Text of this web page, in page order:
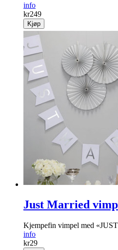
info
kr249
Kjøp
Just Married
Kjempefin vimpel med
info
kr29